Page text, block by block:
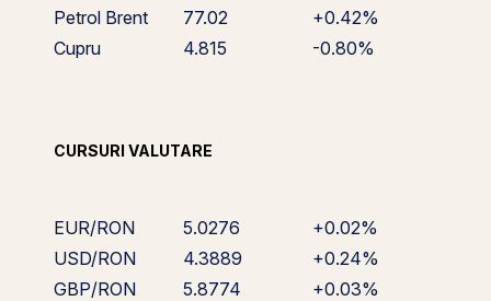
Petrol Brent 77.02
+0.42%
Cupru
4.815 -0.80%
CURSURI VALUTARE
EUR/RON 5.0276
+0.02%
USD/RON
4.3889
+0.24%
GBP/RON
5.8774
+0.03%